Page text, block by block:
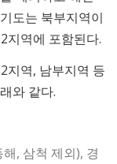
도는 북부지역이
지역에 포함된다.
지역, 남부지역 등
와 같다.
, 삼척 제외), 경